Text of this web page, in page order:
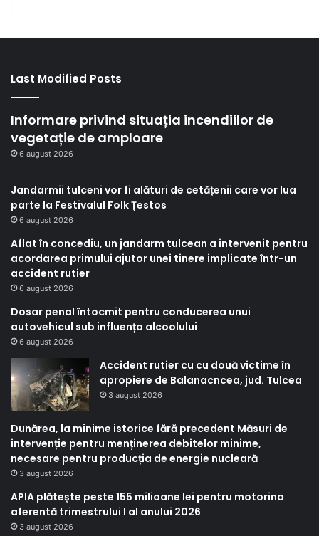
Last Modified Posts
Informare privind situația incendiilor de
vegetație de amploare
6 august 2026
Jandarmii tulceni vor fi alături de cetățenii care vor lua
parte la Festivalul Folk Țestos
6 august 2026
Aflat în concediu, un jandarm tulcean a intervenit pentru
acordarea primului ajutor unei tinere implicate într-un
accident rutier
6 august 2026
Dosar penal întocmit pentru conducerea unui
autovehicul sub influența alcoolului
6 august 2026
Accident rutier cu cu două victime în
apropiere de Balanacncea, jud. Tulcea
3 august 2026
Dunărea, la minime istorice fără precedent Măsuri de
intervenție pentru menținerea debitelor minime,
necesare pentru producția de energie nucleară
3 august 2026
APIA plătește peste 155 milioane lei pentru motorina
aferentă trimestrului I al anului 2026
3 august 2026